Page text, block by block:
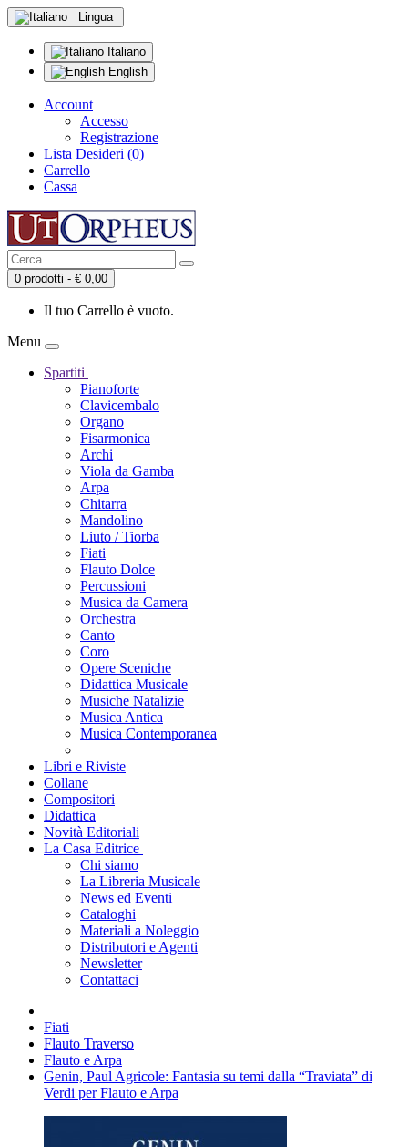
Lingua
Italiano
English
Account
Accesso
Registrazione
Lista Desideri (0)
Carrello
Cassa
0 prodotti - € 0,00
Il tuo Carrello è vuoto.
Menu
Spartiti
Pianoforte
Clavicembalo
Organo
Fisarmonica
Archi
Viola da Gamba
Arpa
Chitarra
Mandolino
Liuto / Tiorba
Fiati
Flauto Dolce
Percussioni
Musica da Camera
Orchestra
Canto
Coro
Opere Sceniche
Didattica Musicale
Musiche Natalizie
Musica Antica
Musica Contemporanea
Libri e Riviste
Collane
Compositori
Didattica
Novità Editoriali
La Casa Editrice
Chi siamo
La Libreria Musicale
News ed Eventi
Cataloghi
Materiali a Noleggio
Distributori e Agenti
Newsletter
Contattaci
Fiati
Flauto Traverso
Flauto e Arpa
Genin, Paul Agricole: Fantasia su temi dalla “Traviata” di
Verdi per Flauto e Arpa